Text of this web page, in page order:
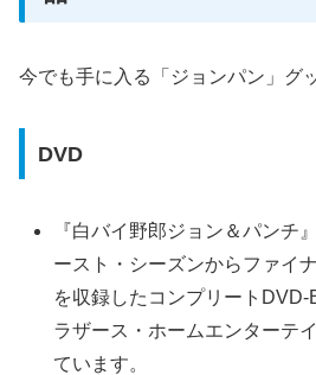
今でも手に入る「ジョンパン」グ
DVD
『白バイ野郎ジョン＆パンチ
ースト・シーズンからファイ
を収録したコンプリート
ラザース・ホームエンターテ
ています。